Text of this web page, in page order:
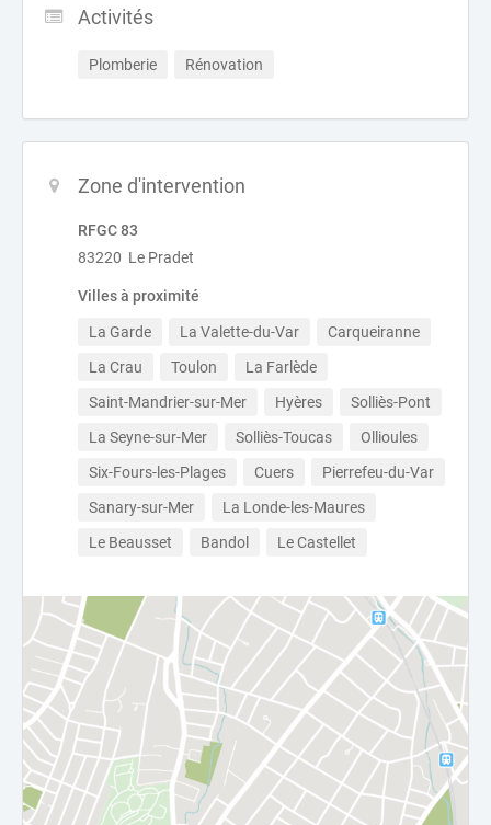
Activités
Plomberie Rénovation
Zone d'intervention
RFGC 83
83220 Le Pradet
Villes à proximité
La Garde La Valette-du-Var
Carqueiranne
La Crau
Toulon
La Farlède
Saint-Mandrier-sur-Mer
Hyères
Solliès-Pont
La Seyne-sur-Mer
Solliès-Toucas
Ollioules
Six-Fours-les-Plages
Cuers
Pierrefeu-du-Var
Sanary-sur-Mer
La Londe-les-Maures
Le Beausset
Bandol Le Castellet